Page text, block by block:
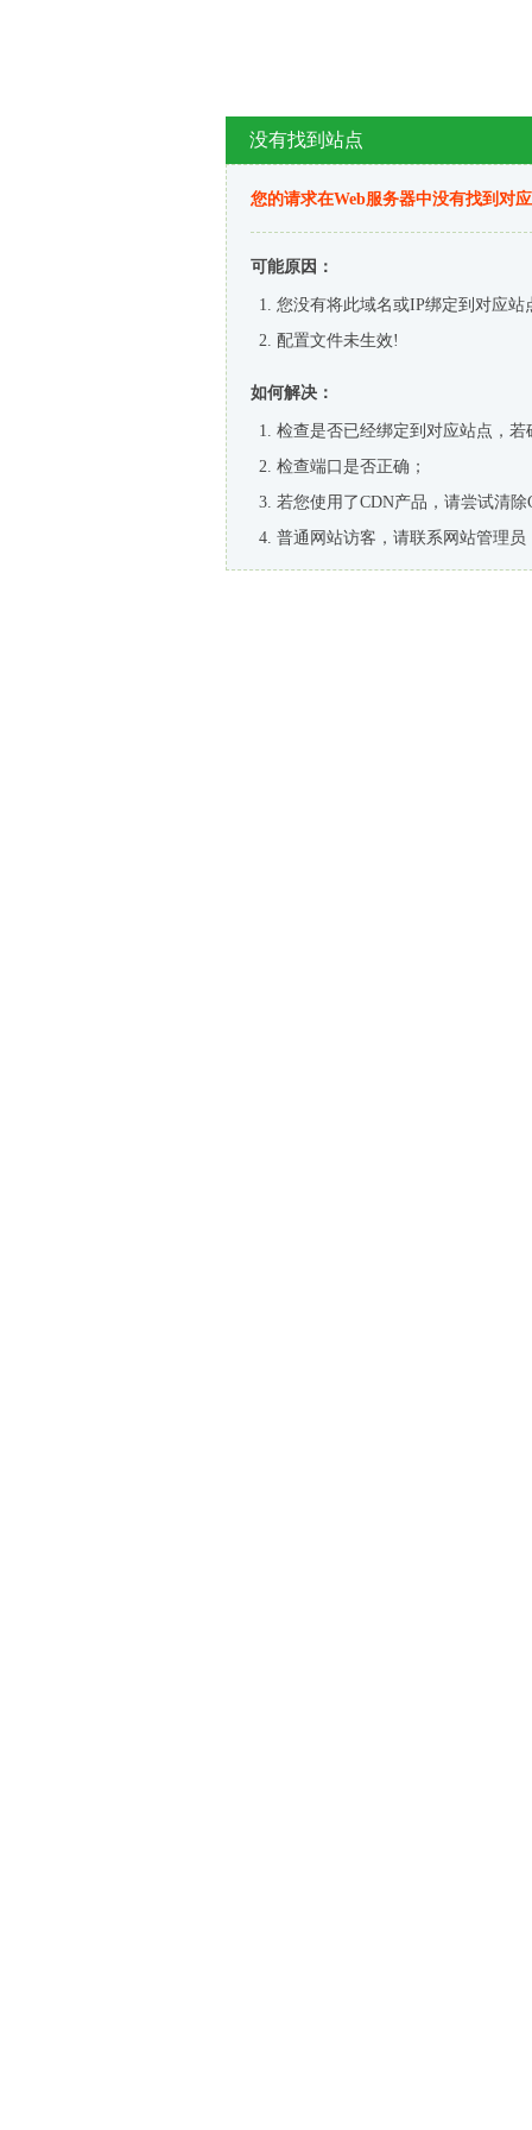
没有找到站点
您的请求在Web服务器中没有找到对
可能原因：
您没有将此域名或IP绑定到对应站
配置文件未生效!
如何解决：
检查是否已经绑定到对应站点，
检查端口是否正确；
若您使用了CDN产品，请尝试清除
普通网站访客，请联系网站管理员